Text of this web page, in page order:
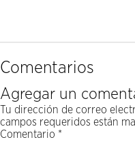
Comentarios
Agregar un
Tu dirección de correo
campos requeridos están
Comentario *